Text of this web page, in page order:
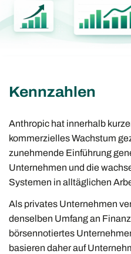
Kennzahlen
Anthropic hat innerhalb
kommerzielles Wachstum
zunehmende Einführung
Unternehmen und die
Systemen in alltäglichen
Als privates Unternehmen
denselben Umfang an
börsennotiertes
basieren daher auf